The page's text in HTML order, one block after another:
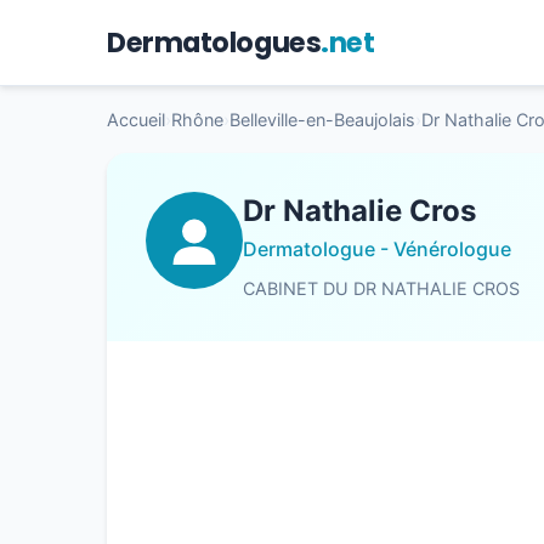
Dermatologues.net
Accueil Rhône Belleville-en-Beaujolais Dr Nathalie
Dr Nathalie Cros
Dermatologue - Vénérologue
CABINET DU DR NATHALIE CROS